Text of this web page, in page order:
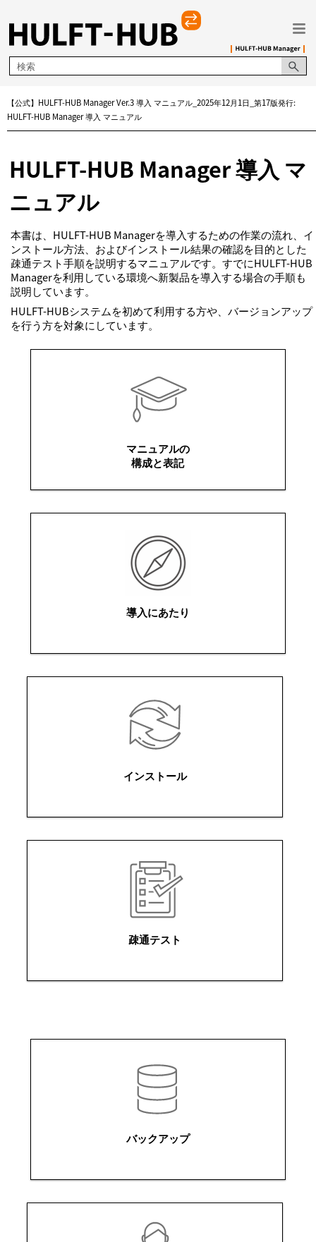
メイン コンテンツにスキップ
【公式】HULFT-HUB Manager Ver.3 導入 マニュアル_2025年12月1日_第17版発行:
HULFT-HUB Manager 導入 マニュアル
HULFT-HUB Manager 導入 マ
ニュアル
本書は、HULFT-HUB Managerを導入するための作業の流れ、イ
ンストール方法、およびインストール結果の確認を目的とした
疎通テスト手順を説明するマニュアルです。すでにHULFT-HUB
Managerを利用している環境へ新製品を導入する場合の手順も
説明しています。
HULFT-HUBシステムを初めて利用する方や、バージョンアップ
を行う方を対象にしています。
マニュアルの
構成と表記
導入にあたり
インストール
疎通テスト
バックアップ